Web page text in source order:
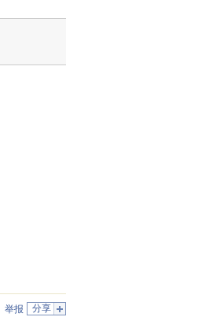
分享
举报